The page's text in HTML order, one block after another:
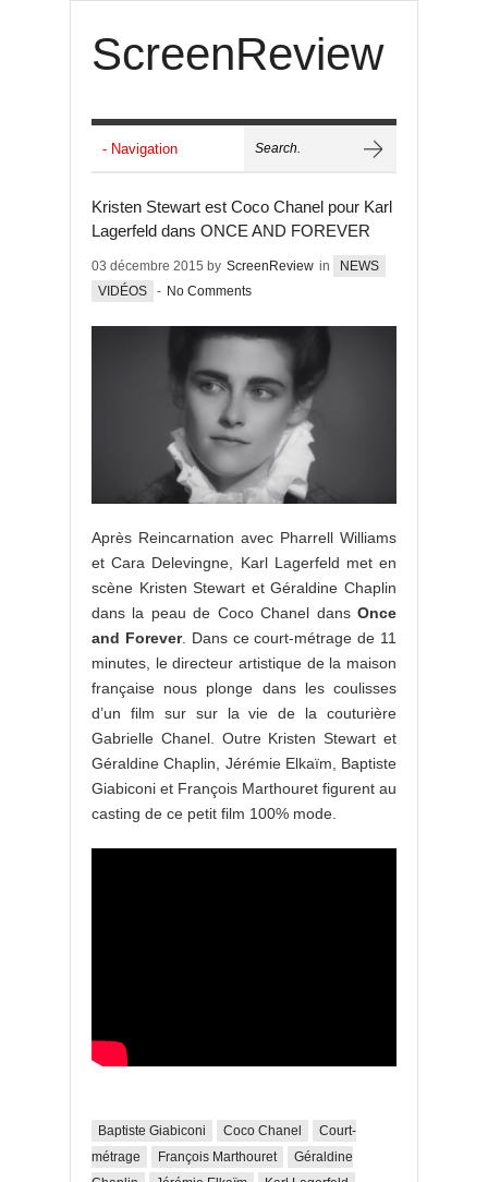
ScreenReview
Kristen Stewart est Coco Chanel pour Karl
Lagerfeld dans ONCE AND FOREVER
03 décembre 2015 by ScreenReview in
NEWS
VIDÉOS
- No Comments
Après Reincarnation avec Pharrell Williams
et Cara Delevingne, Karl Lagerfeld met en
scène Kristen Stewart et Géraldine Chaplin
dans la peau de Coco Chanel dansOnce
and Forever. Dans ce court-métrage de 11
minutes, le directeur artistique de la maison
française nous plonge dans les coulisses
d’un film sur sur la vie de la couturière
Gabrielle Chanel. Outre Kristen Stewart et
Géraldine Chaplin, Jérémie Elkaïm, Baptiste
Giabiconi et François Marthouret figurent au
casting de ce petit film 100% mode.
Baptiste Giabiconi Coco Chanel
Court-
métrage
François Marthouret
Géraldine